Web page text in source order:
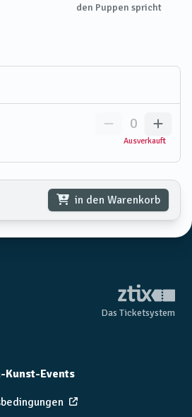
den Puppen spricht
Ausverkauft
0
in den Warenkorb
Das Ticketsystem
Kunst-Events